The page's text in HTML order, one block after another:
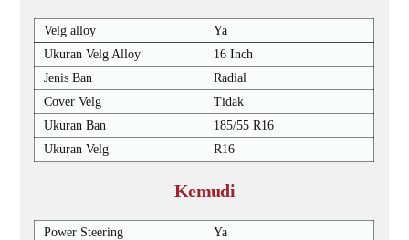
Velg alloy
Ya
Ukuran Velg Alloy
16 Inch
Jenis Ban
Radial
Cover Velg
Tidak
Ukuran Ban
185/55 R16
Ukuran Velg
R16
Kemudi
Power Steering
Ya